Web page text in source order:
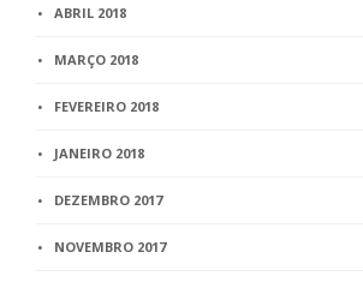
ABRIL 2018
MARÇO 2018
FEVEREIRO 2018
JANEIRO 2018
DEZEMBRO 2017
NOVEMBRO 2017